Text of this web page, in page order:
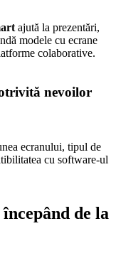
ajută la prezentări,
modele cu ecrane
colaborative.
nevoilor
ecranului, tipul de
cu software-ul
de la